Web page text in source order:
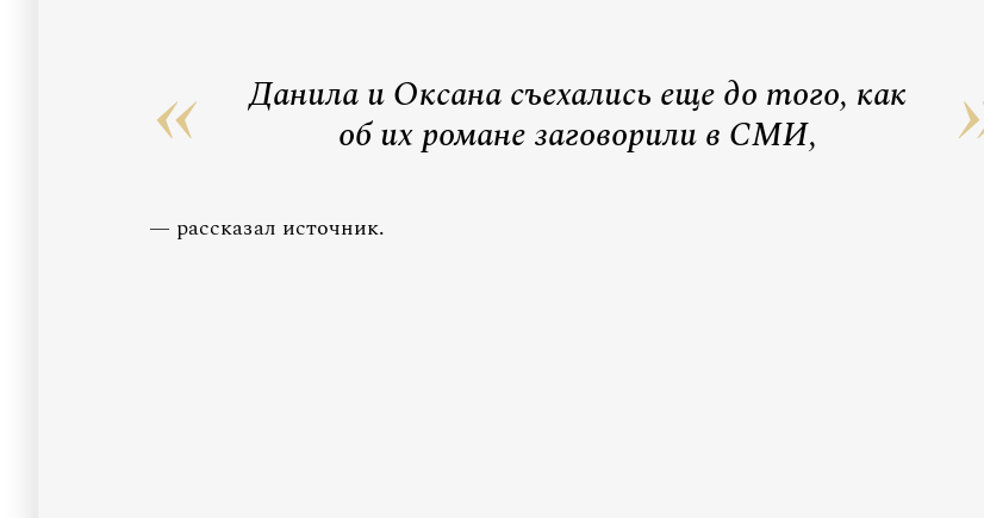
Данила и Оксана съехались еще до того, как
об их романе заговорили в СМИ,
— рассказал источник.